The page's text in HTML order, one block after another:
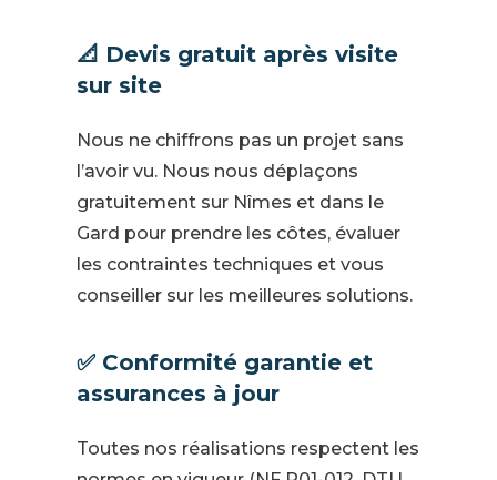
📐 Devis gratuit après visite
sur site
Nous ne chiffrons pas un projet sans
l’avoir vu. Nous nous déplaçons
gratuitement sur Nîmes et dans le
Gard pour prendre les côtes, évaluer
les contraintes techniques et vous
conseiller sur les meilleures solutions.
✅ Conformité garantie et
assurances à jour
Toutes nos réalisations respectent les